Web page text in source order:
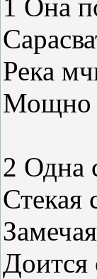
1 Она
Река
Мощно
2 Одна
Стекая